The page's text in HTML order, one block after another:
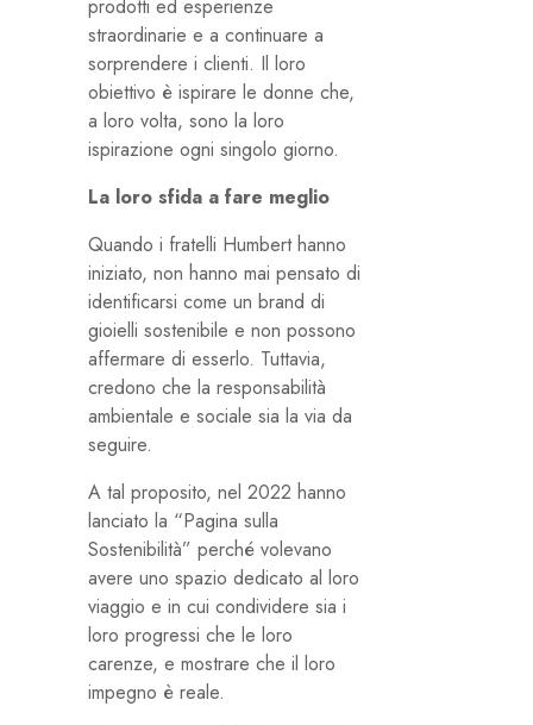
prodotti ed esperienze
straordinarie e a continuare a
sorprendere i clienti. Il loro
obiettivo è ispirare le donne che,
a loro volta, sono la loro
ispirazione ogni singolo giorno.
La loro sfida a fare meglio
Quando i fratelli Humbert hanno
iniziato, non hanno mai pensato di
identificarsi come un brand di
gioielli sostenibile e non possono
affermare di esserlo. Tuttavia,
credono che la responsabilità
ambientale e sociale sia la via da
seguire.
A tal proposito, nel 2022 hanno
lanciato la “Pagina sulla
Sostenibilità” perché volevano
avere uno spazio dedicato al loro
viaggio e in cui condividere sia i
loro progressi che le loro
carenze, e mostrare che il loro
impegno è reale.